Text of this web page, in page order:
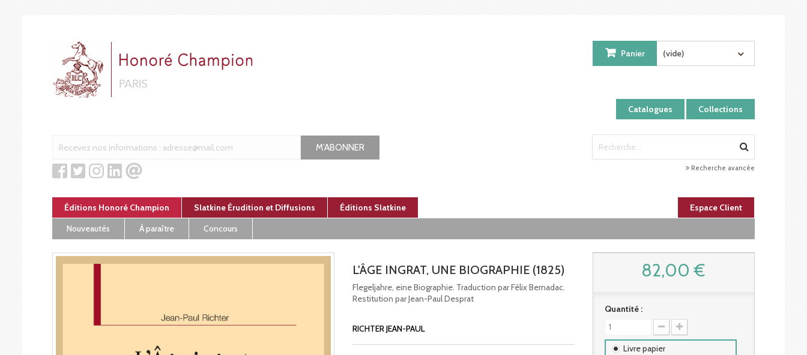
Catalogues Collections
Panier (vide)
M'ABONNER
Recherche avancée
Éditions Honoré Champion Slatkine Érudition et Diffusions Éditions Slatkine
Espace Client
Nouveautés
À paraître Concours
L'ÂGE INGRAT, UNE BIOGRAPHIE (1825)
Flegeljahre, eine Biographie. Traduction par Félix Bernadac.
Restitution par Jean-Paul Desprat
RICHTER JEAN-PAUL
82,00 €
Quantité :
Livre papier